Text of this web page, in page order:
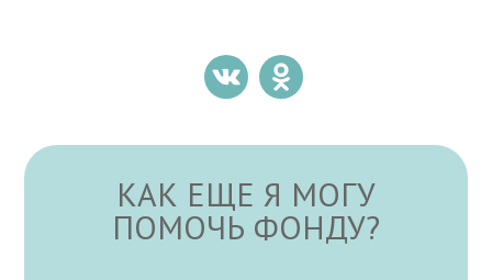
КАК ЕЩЕ Я МОГУ
ПОМОЧЬ ФОНДУ?